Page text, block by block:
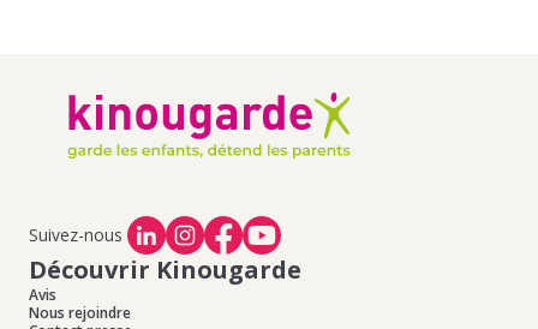
Suivez-nous
Découvrir Kinougarde
Avis
Nous rejoindre